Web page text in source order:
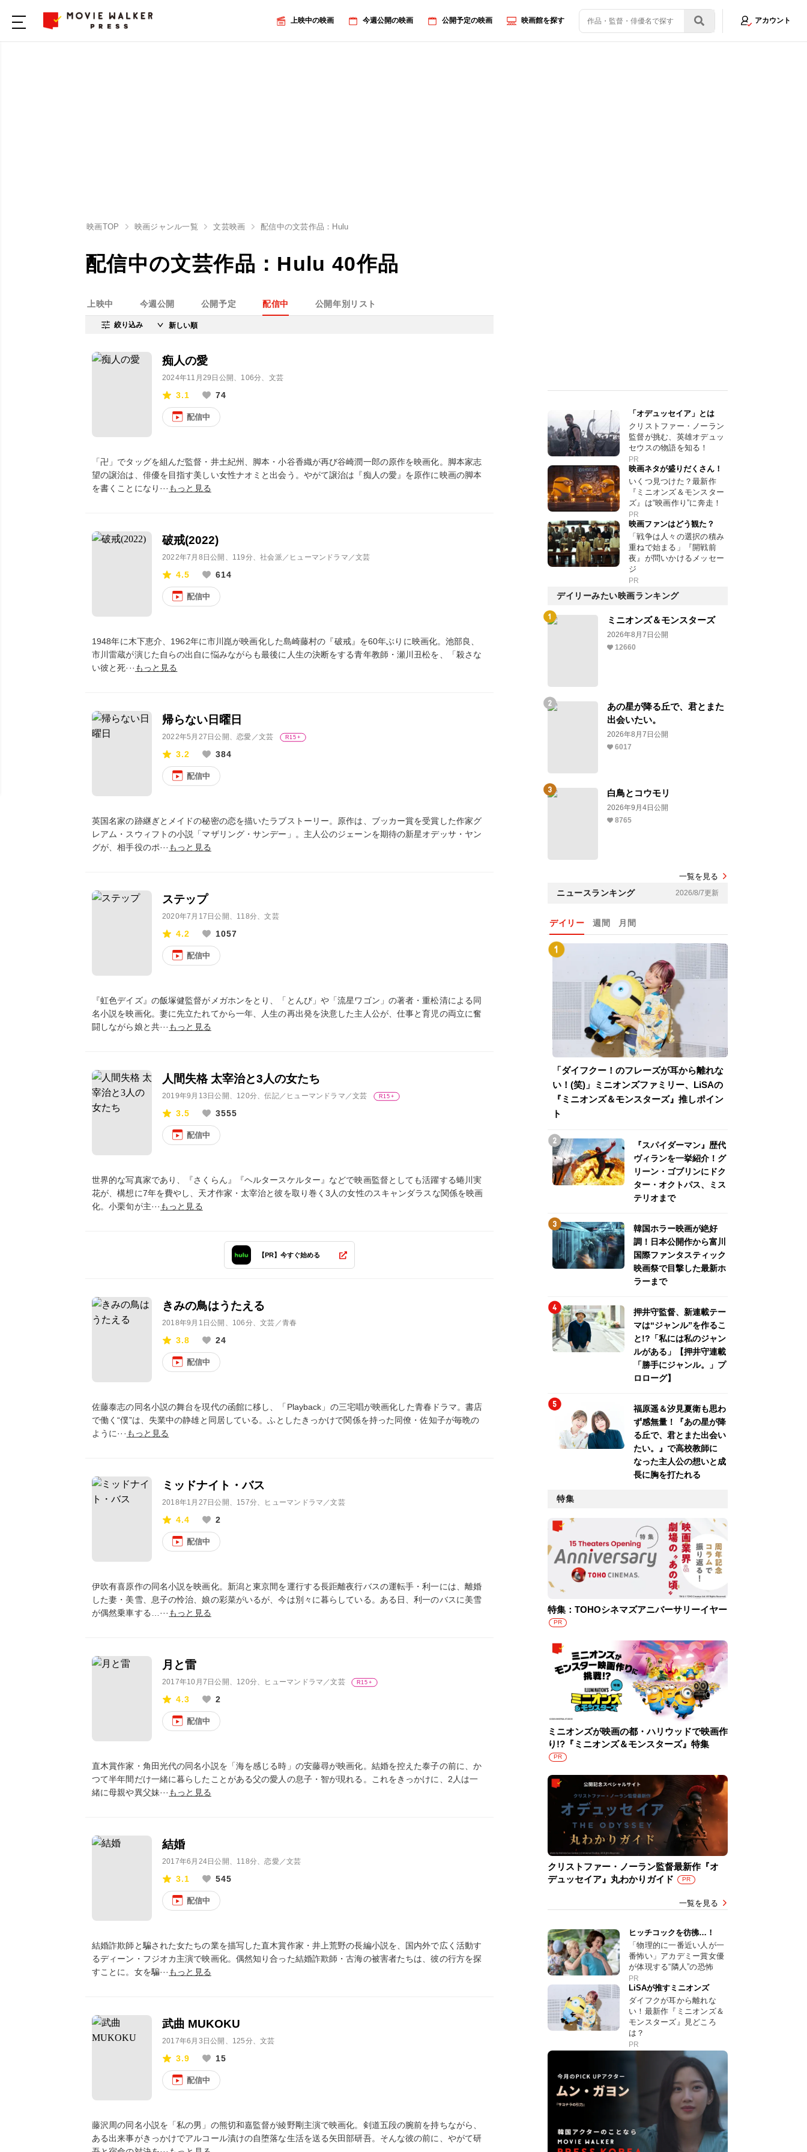
上映中の映画 今週公開の映画 公開予定の映画 映画館を探す アカウント
映画TOP 映画ジャンル一覧 文芸映画 配信中の文芸作品：Hulu
配信中の文芸作品：Hulu 40作品
上映中 今週公開 公開予定 配信中 公開年別リスト
絞り込み
痴人の愛
2024年11月29日公開 、106分、文芸
3.1 74
配信中
「卍」でタッグを組んだ監督・井土紀州、脚本・小谷香織が再び谷崎潤一郎の原作を映画化。脚本家志
望の譲治は、俳優を目指す美しい女性ナオミと出会う。やがて譲治は『痴人の愛』を原作に映画の脚本
を書くことになり··· もっと見る
破戒(2022)
2022年7月8日公開 、119分、社会派／ヒューマンドラマ／文芸
4.5 614
配信中
1948年に木下恵介、1962年に市川崑が映画化した島崎藤村の『破戒』を60年ぶりに映画化。池部良、
市川雷蔵が演じた自らの出自に悩みながらも最後に人生の決断をする青年教師・瀬川丑松を、「殺さな
い彼と死··· もっと見る
帰らない日曜日
2022年5月27日公開 、恋愛／文芸 R15+
3.2 384
配信中
英国名家の跡継ぎとメイドの秘密の恋を描いたラブストーリー。原作は、ブッカー賞を受賞した作家グ
レアム・スウィフトの小説「マザリング・サンデー」。主人公のジェーンを期待の新星オデッサ・ヤン
グが、相手役のポ··· もっと見る
ステップ
2020年7月17日公開 、118分、文芸
4.2 1057
配信中
『虹色デイズ』の飯塚健監督がメガホンをとり、「とんび」や「流星ワゴン」の著者・重松清による同
名小説を映画化。妻に先立たれてから一年、人生の再出発を決意した主人公が、仕事と育児の両立に奮
闘しながら娘と共··· もっと見る
人間失格 太宰治と3人の女たち
2019年9月13日公開 、120分、伝記／ヒューマンドラマ／文芸 R15+
3.5 3555
配信中
世界的な写真家であり、『さくらん』『ヘルタースケルター』などで映画監督としても活躍する蜷川実
花が、構想に7年を費やし、天才作家・太宰治と彼を取り巻く3人の女性のスキャンダラスな関係を映画
化。小栗旬が主··· もっと見る
【PR】今すぐ始める
きみの鳥はうたえる
2018年9月1日公開 、106分、文芸／青春
3.8 24
配信中
佐藤泰志の同名小説の舞台を現代の函館に移し、「Playback」の三宅唱が映画化した青春ドラマ。書店
で働く“僕”は、失業中の静雄と同居している。ふとしたきっかけで関係を持った同僚・佐知子が毎晩の
ように··· もっと見る
ミッドナイト・バス
2018年1月27日公開 、157分、ヒューマンドラマ／文芸
4.4 2
配信中
伊吹有喜原作の同名小説を映画化。新潟と東京間を運行する長距離夜行バスの運転手・利一には、離婚
した妻・美雪、息子の怜治、娘の彩菜がいるが、今は別々に暮らしている。ある日、利一のバスに美雪
が偶然乗車する…··· もっと見る
月と雷
2017年10月7日公開 、120分、ヒューマンドラマ／文芸 R15+
4.3 2
配信中
直木賞作家・角田光代の同名小説を「海を感じる時」の安藤尋が映画化。結婚を控えた泰子の前に、か
つて半年間だけ一緒に暮らしたことがある父の愛人の息子・智が現れる。これをきっかけに、2人は一
緒に母親や異父妹··· もっと見る
結婚
2017年6月24日公開 、118分、恋愛／文芸
3.1 545
配信中
結婚詐欺師と騙された女たちの業を描写した直木賞作家・井上荒野の長編小説を、国内外で広く活動す
るディーン・フジオカ主演で映画化。偶然知り合った結婚詐欺師・古海の被害者たちは、彼の行方を探
すことに。女を騙··· もっと見る
武曲 MUKOKU
2017年6月3日公開 、125分、文芸
3.9 15
配信中
藤沢周の同名小説を「私の男」の熊切和嘉監督が綾野剛主演で映画化。剣道五段の腕前を持ちながら、
ある出来事がきっかけでアルコール漬けの自堕落な生活を送る矢田部研吾。そんな彼の前に、やがて研
「オデュッセイア」とは
クリストファー・ノーラン
監督が挑む、英雄オデュッ
セウスの物語を知る！
PR
映画ネタが盛りだくさん！
いくつ見つけた？最新作
『ミニオンズ＆モンスター
ズ』は“映画作り”に奔走！
PR
映画ファンはどう観た？
「戦争は人々の選択の積み
重ねで始まる」『開戦前
夜』が問いかけるメッセー
ジ
PR
デイリーみたい映画ランキング
ミニオンズ＆モンスターズ
2026年8月7日公開
12660
あの星が降る丘で、君とまた
出会いたい。
2026年8月7日公開
6017
白鳥とコウモリ
2026年9月4日公開
8765
一覧を見る
ニュースランキング 2026/8/7更新
デイリー 週間 月間
「ダイフクー！のフレーズが耳から離れな
い！(笑)」ミニオンズファミリー、LiSAの
『ミニオンズ＆モンスターズ』推しポイン
ト
『スパイダーマン』歴代
ヴィランを一挙紹介！グ
リーン・ゴブリンにドク
ター・オクトパス、ミス
テリオまで
韓国ホラー映画が絶好
調！日本公開作から富川
国際ファンタスティック
映画祭で目撃した最新ホ
ラーまで
押井守監督、新連載テー
マは“ジャンル”を作るこ
と!?「私には私のジャン
ルがある」【押井守連載
「勝手にジャンル。」プ
ロローグ】
福原遥＆汐見夏衛も思わ
ず感無量！『あの星が降
る丘で、君とまた出会い
たい。』で高校教師に
なった主人公の想いと成
長に胸を打たれる
特集
特集：TOHOシネマズアニバーサリーイヤー
PR
ミニオンズが映画の都・ハリウッドで映画作
り!?『ミニオンズ＆モンスターズ』特集
PR
クリストファー・ノーラン監督最新作『オ
デュッセイア』丸わかりガイド
PR
一覧を見る
ヒッチコックを彷彿…！
「物理的に一番近い人が一
番怖い」アカデミー賞女優
が体現する“隣人”の恐怖
PR
LiSAが推すミニオンズ
ダイフクが耳から離れな
い！最新作『ミニオンズ＆
モンスターズ』見どころ
は？
PR